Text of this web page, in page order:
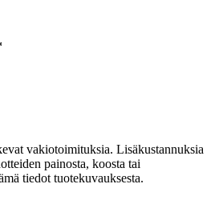
vakiotoimituksia. Lisäkustannuksia
painosta, koosta tai
tiedot tuotekuvauksesta.